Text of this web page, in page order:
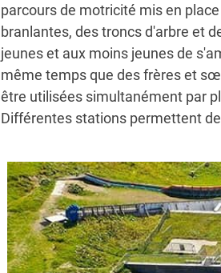
parcours de motricité mis en
branlantes, des troncs d'arbre et
jeunes et aux moins jeunes de
même temps que des frères et
être utilisées simultanément par
Différentes stations permettent